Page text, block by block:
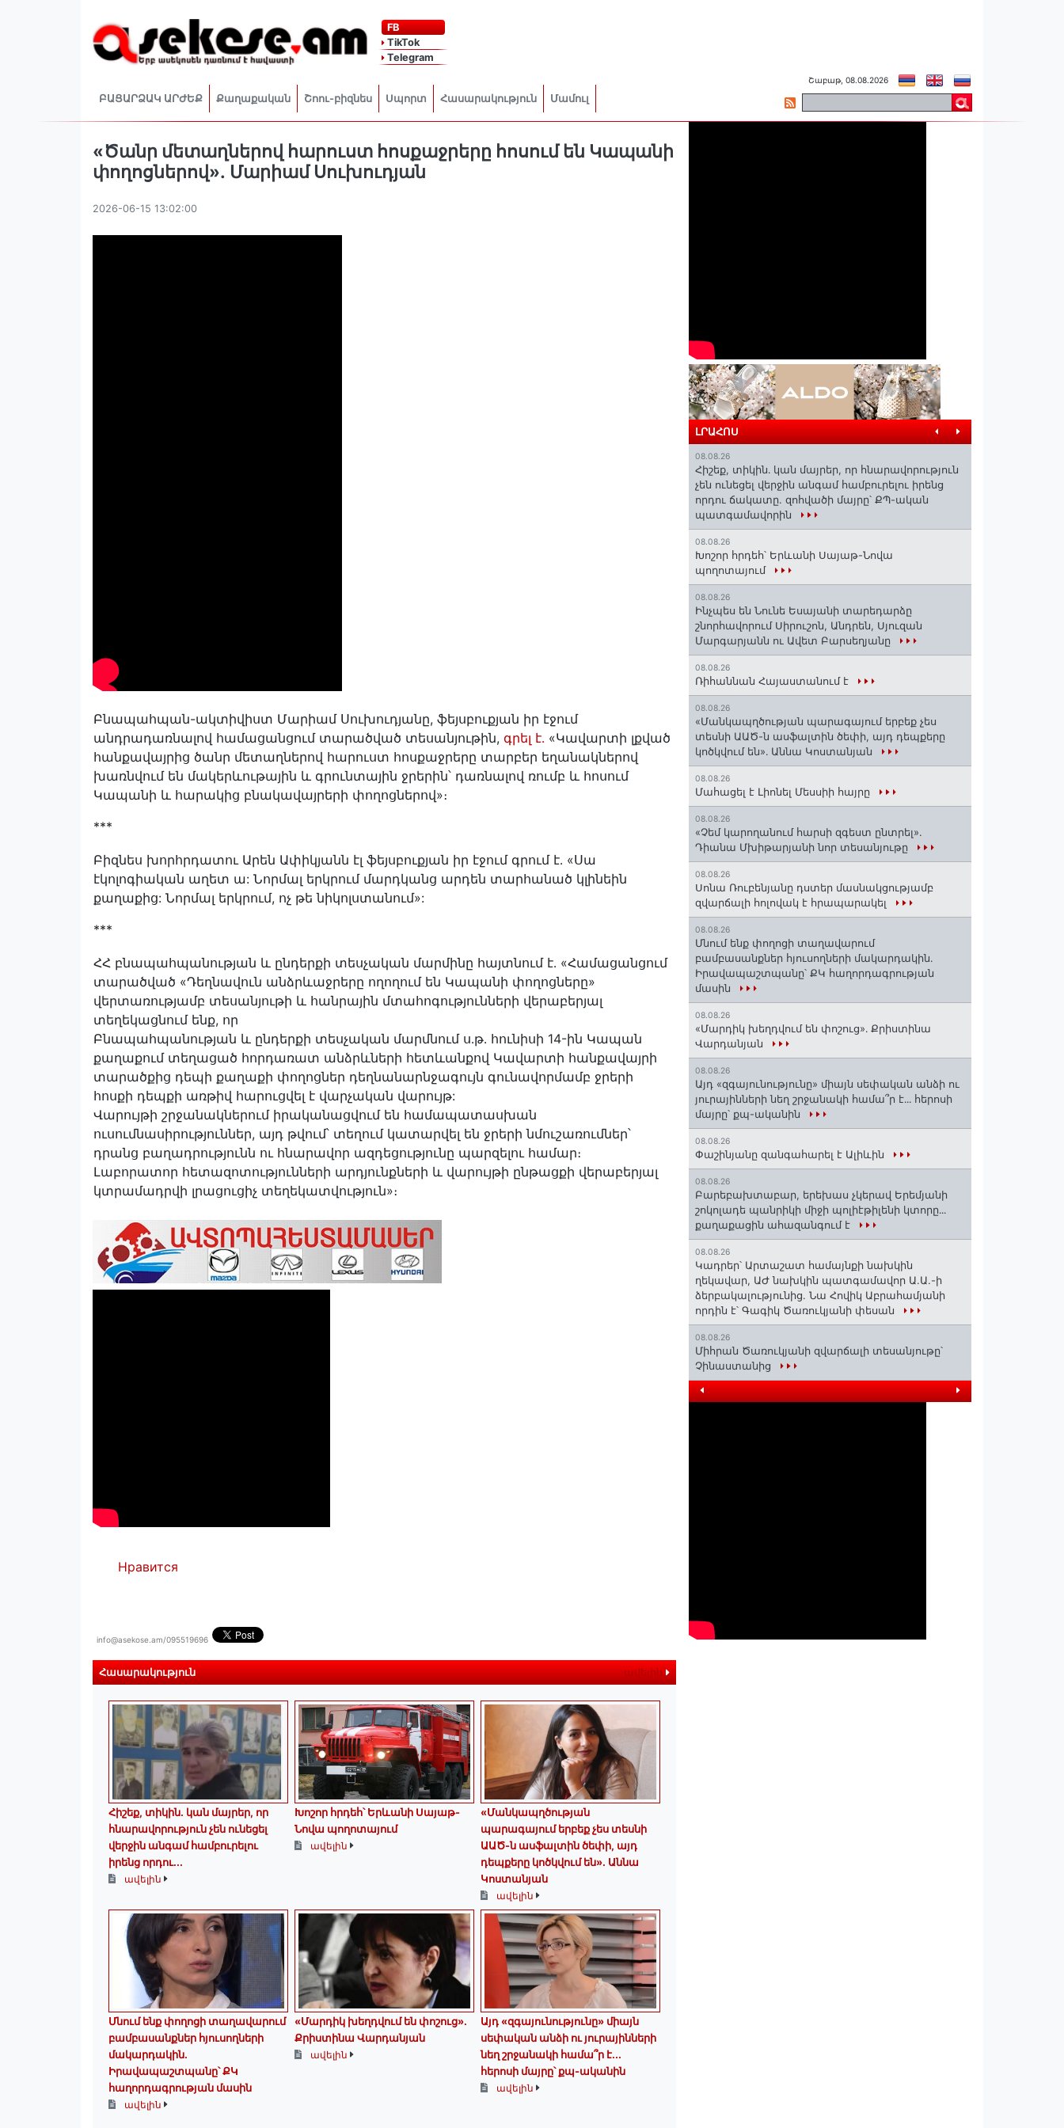
FB
TikTok
Telegram
ԲԱՑԱՐՁԱԿ ԱՐԺԵՔ Քաղաքական Շոու-բիզնես Սպորտ Հասարակություն Մամուլ
Շաբաթ, 08.08.2026
«Ծանր մետաղներով հարուստ հոսքաջրերը հոսում են Կապանի
փողոցներով»․ Մարիամ Սուխուդյան
2026-06-15 13:02:00
Բնապահպան-ակտիվիստ Մարիամ Սուխուդյանը, ֆեյսբուքյան իր էջում
անդրադառնալով համացանցում տարածված տեսանյութին, գրել է․ «Կավարտի լքված
հանքավայրից ծանր մետաղներով հարուստ հոսքաջրերը տարբեր եղանակներով
խառնվում են մակերևութային և գրունտային ջրերին՝ դառնալով ռումբ և հոսում
Կապանի և հարակից բնակավայրերի փողոցներով»։
***
Բիզնես խորհրդատու Արեն Ափիկյանն էլ ֆեյսբուքյան իր էջում գրում է․ «Սա
էկոլոգիական աղետ ա: Նորմալ երկրում մարդկանց արդեն տարհանած կլինեին
քաղաքից: Նորմալ երկրում, ոչ թե նիկոլստանում»:
***
ՀՀ բնապահպանության և ընդերքի տեսչական մարմինը հայտնում է․ «Համացանցում
տարածված «Դեղնավուն անձրևաջրերը ողողում են Կապանի փողոցները»
վերտառությամբ տեսանյութի և հանրային մտահոգությունների վերաբերյալ
տեղեկացնում ենք, որ
Բնապահպանության և ընդերքի տեսչական մարմնում ս․թ․ հունիսի 14-ին Կապան
քաղաքում տեղացած հորդառատ անձրևների հետևանքով Կավարտի հանքավայրի
տարածքից դեպի քաղաքի փողոցներ դեղնանարնջագույն գունավորմամբ ջրերի
հոսքի դեպքի առթիվ հարուցվել է վարչական վարույթ:
Վարույթի շրջանակներում իրականացվում են համապատասխան
ուսումնասիրություններ, այդ թվում՝ տեղում կատարվել են ջրերի նմուշառումներ՝
դրանց բաղադրությունն ու հնարավոր ազդեցությունը պարզելու համար։
Լաբորատոր հետազոտությունների արդյունքների և վարույթի ընթացքի վերաբերյալ
կտրամադրվի լրացուցիչ տեղեկատվություն»։
Нравится
info@asekose.am/095519696
Հասարակություն ավելին
Հիշեք, տիկին․ կան մայրեր, որ
հնարավորություն չեն ունեցել
վերջին անգամ համբուրելու
իրենց որդու...
ավելին
Խոշոր հրդեհ՝ Երևանի Սայաթ-
Նովա պողոտայում
ավելին
«Մանկապղծության
պարագայում երբեք չես տեսնի
ԱԱԾ-ն ասֆալտին ծեփի, այդ
դեպքերը կոծկվում են»․ Աննա
Կոստանյան
ավելին
Մնում ենք փողոցի տաղավարում
բամբասանքներ հյուսողների
մակարդակին․
Իրավապաշտպանը՝ ՔԿ
հաղորդագրության մասին
ավելին
«Մարդիկ խեղդվում են փոշուց»․
Քրիստինա Վարդանյան
ավելին
Այդ «զգայունությունը» միայն
սեփական անձի ու յուրայինների
նեղ շրջանակի համա՞ր է․․․
հերոսի մայրը՝ քպ-ականին
ավելին
ԼՐԱՀՈՍ
08.08.26
Հիշեք, տիկին․ կան մայրեր, որ հնարավորություն
չեն ունեցել վերջին անգամ համբուրելու իրենց
որդու ճակատը. զոհվածի մայրը՝ ՔՊ-ական
պատգամավորին
08.08.26
Խոշոր հրդեհ՝ Երևանի Սայաթ-Նովա
պողոտայում
08.08.26
Ինչպես են Նունե Եսայանի տարեդարձը
շնորհավորում Սիրուշոն, Անդրեն, Սյուզան
Մարգարյանն ու Ավետ Բարսեղյանը
08.08.26
Ռիհաննան Հայաստանում է
08.08.26
«Մանկապղծության պարագայում երբեք չես
տեսնի ԱԱԾ-ն ասֆալտին ծեփի, այդ դեպքերը
կոծկվում են»․ Աննա Կոստանյան
08.08.26
Մահացել է Լիոնել Մեսսիի հայրը
08.08.26
«Չեմ կարողանում հարսի զգեստ ընտրել».
Դիանա Մխիթարյանի նոր տեսանյութը
08.08.26
Սոնա Ռուբենյանը դստեր մասնակցությամբ
զվարճալի հոլովակ է հրապարակել
08.08.26
Մնում ենք փողոցի տաղավարում
բամբասանքներ հյուսողների մակարդակին․
Իրավապաշտպանը՝ ՔԿ հաղորդագրության
մասին
08.08.26
«Մարդիկ խեղդվում են փոշուց»․ Քրիստինա
Վարդանյան
08.08.26
Այդ «զգայունությունը» միայն սեփական անձի ու
յուրայինների նեղ շրջանակի համա՞ր է․․․ հերոսի
մայրը՝ քպ-ականին
08.08.26
Փաշինյանը զանգահարել է Ալիևին
08.08.26
Բարեբախտաբար, երեխաս չկերավ Երեմյանի
շոկոլադե պանրիկի միջի պոլիէթիլենի կտորը․․․
քաղաքացին ահազանգում է
08.08.26
Կադրեր՝ Արտաշատ համայնքի նախկին
ղեկավար, ԱԺ նախկին պատգամավոր Ա.Ա.-ի
ձերբակալությունից. Նա Հովիկ Աբրահամյանի
որդին է՝ Գագիկ Ծառուկյանի փեսան
08.08.26
Միհրան Ծառուկյանի զվարճալի տեսանյութը՝
Չինաստանից